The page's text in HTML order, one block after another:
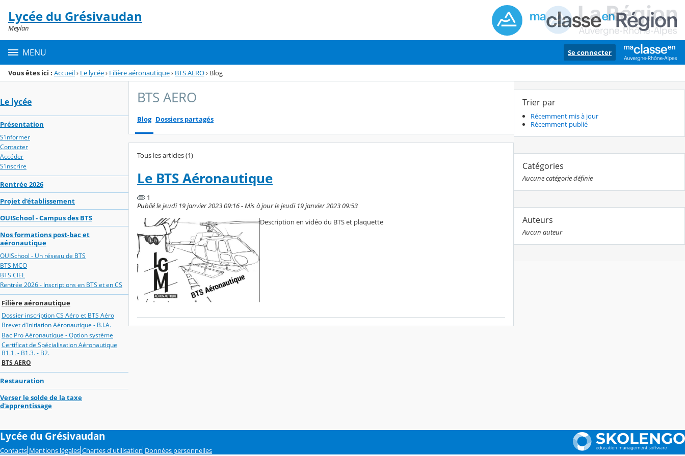
Menu de la rubrique
Contenu
Lycée du Grésivaudan
Meylan
MENU Se connecter
Vous êtes ici : Accueil› Le lycée› Filière aéronautique› BTS AERO› Blog
Le lycée
Présentation
S'informer
Contacter
Accéder
S'inscrire
Rentrée 2026
Projet d'établissement
OUISchool - Campus des BTS
Nos formations post-bac et
aéronautique
OUISchool - Un réseau de BTS
BTS MCO
BTS CIEL
Rentrée 2026 - Inscriptions en BTS et en CS
Filière aéronautique
Dossier inscription CS Aéro et BTS Aéro
Brevet d'Initiation Aéronautique - B.I.A.
Bac Pro Aéronautique - Option système
Certificat de Spécialisation Aéronautique
B1.1. - B1.3. - B2.
BTS AERO
Restauration
Verser le solde de la taxe
d'apprentissage
BTS AERO
Blog Dossiers partagés
Tous les articles (1)
Le BTS Aéronautique
1
Publié le jeudi 19 janvier 2023 09:16 - Mis à jour le jeudi 19 janvier 2023 09:53
Description en vidéo du BTS et plaquette
Trier par
Récemment mis à jour
Récemment publié
Catégories
Aucune catégorie définie
Auteurs
Aucun auteur
Lycée du Grésivaudan
Contacts Mentions légales Chartes d'utilisation Données personnelles